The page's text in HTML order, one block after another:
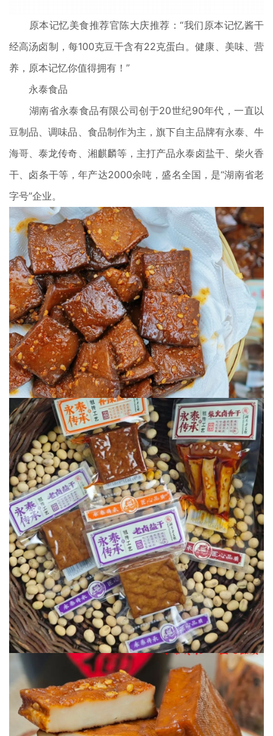
原本记忆美食推荐官陈大庆推荐：“我们原本记忆酱干
经高汤卤制，每100克豆干含有22克蛋白。健康、美味、营
养，原本记忆你值得拥有！”
永泰食品
湖南省永泰食品有限公司创于20世纪90年代，一直以
豆制品、调味品、食品制作为主，旗下自主品牌有永泰、牛
海哥、泰龙传奇、湘麒麟等，主打产品永泰卤盐干、柴火香
干、卤条干等，年产达2000余吨，盛名全国，是“湖南省老
字号”企业。